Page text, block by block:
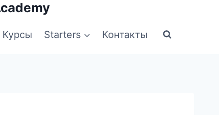
Курсы Starters Контакты